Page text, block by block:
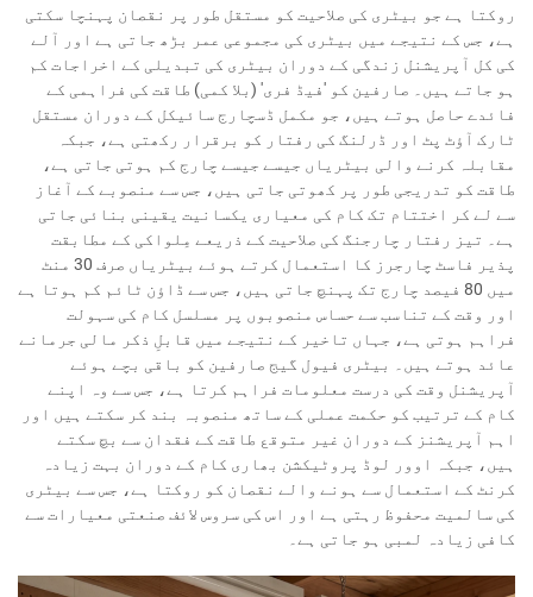
روکتا ہے جو بیٹری کی صلاحیت کو مستقل طور پر نقصان پہنچا سکتی
ہے، جس کے نتیجے میں بیٹری کی مجموعی عمر بڑھ جاتی ہے اور آلے
کی کل آپریشنل زندگی کے دوران بیٹری کی تبدیلی کے اخراجات کم
ہو جاتے ہیں۔ صارفین کو 'فیڈ فری' (بلا کمی) طاقت کی فراہمی کے
فائدے حاصل ہوتے ہیں، جو مکمل ڈسچارج سائیکل کے دوران مستقل
ٹارک آؤٹ پٹ اور ڈرلنگ کی رفتار کو برقرار رکھتی ہے، جبکہ
مقابلہ کرنے والی بیٹریاں جیسے جیسے چارج کم ہوتی جاتی ہے،
طاقت کو تدریجی طور پر کھوتی جاتی ہیں، جس سے منصوبے کے آغاز
سے لے کر اختتام تک کام کی معیاری یکسانیت یقینی بنائی جاتی
ہے۔ تیز رفتار چارجنگ کی صلاحیت کے ذریعے مِلواکی کے مطابقت
پذیر فاسٹ چارجرز کا استعمال کرتے ہوئے بیٹریاں صرف 30 منٹ
میں 80 فیصد چارج تک پہنچ جاتی ہیں، جس سے ڈاؤن ٹائم کم ہوتا ہے
اور وقت کے تناسب سے حساس منصوبوں پر مسلسل کام کی سہولت
فراہم ہوتی ہے، جہاں تاخیر کے نتیجے میں قابلِ ذکر مالی جرمانے
عائد ہوتے ہیں۔ بیٹری فیول گیج صارفین کو باقی بچے ہوئے
آپریشنل وقت کی درست معلومات فراہم کرتا ہے، جس سے وہ اپنے
کام کے ترتیب کو حکمت عملی کے ساتھ منصوبہ بند کر سکتے ہیں اور
اہم آپریشنز کے دوران غیر متوقع طاقت کے فقدان سے بچ سکتے
ہیں، جبکہ اوور لوڈ پروٹیکشن بھاری کام کے دوران بہت زیادہ
کرنٹ کے استعمال سے ہونے والے نقصان کو روکتا ہے، جس سے بیٹری
کی سالمیت محفوظ رہتی ہے اور اس کی سروس لائف صنعتی معیارات سے
کافی زیادہ لمبی ہو جاتی ہے۔